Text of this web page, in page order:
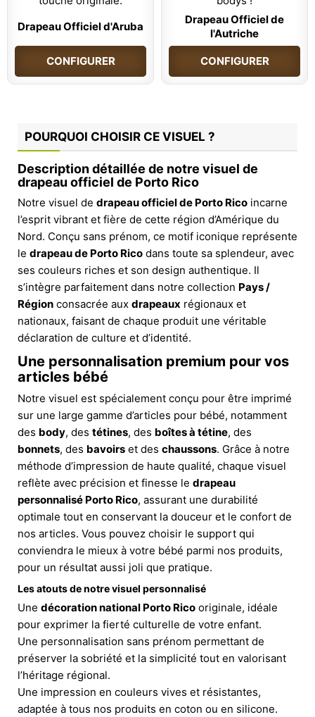
Drapeau Officiel d'Aruba
CONFIGURER
Drapeau Officiel de
l'Autriche
CONFIGURER
POURQUOI CHOISIR CE VISUEL ?
Description détaillée de notre visuel de
drapeau officiel de Porto Rico
Notre visuel de drapeau officiel de Porto Rico incarne
l’esprit vibrant et fière de cette région d’Amérique du
Nord. Conçu sans prénom, ce motif iconique représente
le drapeau de Porto Rico dans toute sa splendeur, avec
ses couleurs riches et son design authentique. Il
s’intègre parfaitement dans notre collection Pays /
Région consacrée aux drapeaux régionaux et
nationaux, faisant de chaque produit une véritable
déclaration de culture et d’identité.
Une personnalisation premium pour vos
articles bébé
Notre visuel est spécialement conçu pour être imprimé
sur une large gamme d’articles pour bébé, notamment
des body, des tétines, des boîtes à tétine, des
bonnets, des bavoirs et des chaussons. Grâce à notre
méthode d’impression de haute qualité, chaque visuel
reflète avec précision et finesse le drapeau
personnalisé Porto Rico, assurant une durabilité
optimale tout en conservant la douceur et le confort de
nos articles. Vous pouvez choisir le support qui
conviendra le mieux à votre bébé parmi nos produits,
pour un résultat aussi joli que pratique.
Les atouts de notre visuel personnalisé
Une décoration national Porto Rico originale, idéale
pour exprimer la fierté culturelle de votre enfant.
Une personnalisation sans prénom permettant de
préserver la sobriété et la simplicité tout en valorisant
l’héritage régional.
Une impression en couleurs vives et résistantes,
adaptée à tous nos produits en coton ou en silicone.